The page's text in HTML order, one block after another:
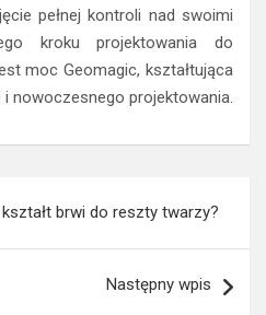
pełnej kontroli nad swoimi
kroku projektowania do
moc Geomagic, kształtująca
i nowoczesnego projektowania.
brwi do reszty twarzy?
Następny wpis